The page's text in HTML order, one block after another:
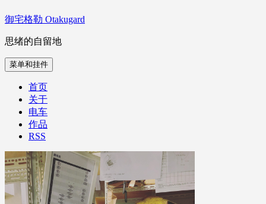
御宅格勒 Otakugard
思绪的自留地
菜单和挂件
首页
关于
电车
作品
RSS